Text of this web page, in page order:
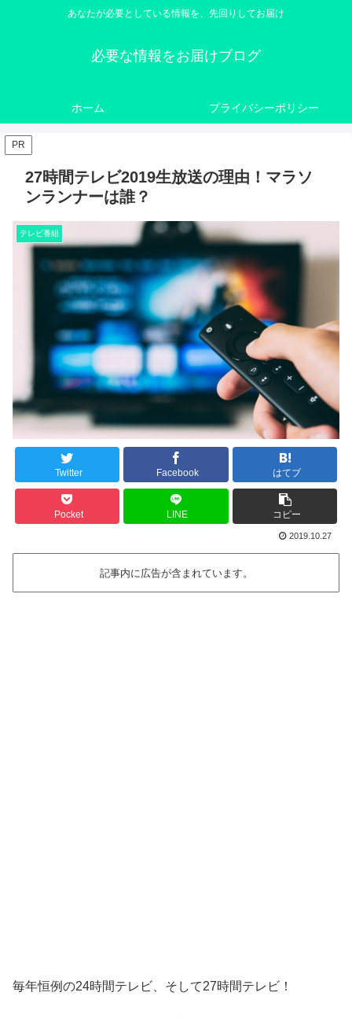
あなたが必要としている情報を、先回りしてお届け
必要な情報をお届けブログ
ホーム プライバシーポリシー
PR
27時間テレビ2019生放送の理由！マラソ
ンランナーは誰？
テレビ番組
Twitter Facebook はてブ
Pocket LINE コピー
2019.10.27
記事内に広告が含まれています。
毎年恒例の24時間テレビ、そして27時間テレビ！